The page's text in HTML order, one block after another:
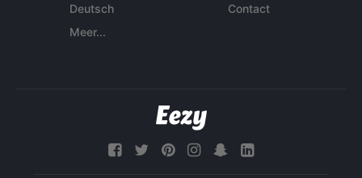
Deutsch
Meer...
Contact